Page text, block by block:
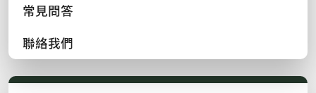
常見問答
聯絡我們